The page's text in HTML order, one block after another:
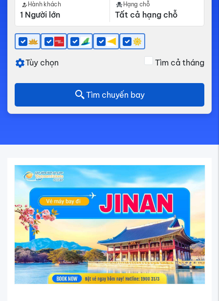
Hành khách Hạng chỗ
Tùy chọn Tìm cả tháng
Tìm chuyến bay